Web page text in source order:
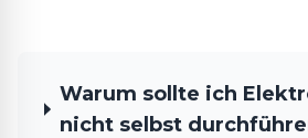
Warum sollte ich
nicht selbst